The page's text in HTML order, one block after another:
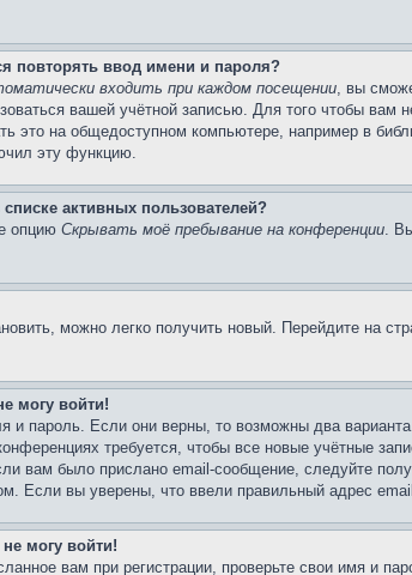
повторять ввод имени и пароля?
входить при каждом посещении, вы
вашей учётной записью. Для того чтобы
это на общедоступном компьютере, например в
эту функцию.
активных пользователей?
опцию Скрывать моё пребывание на конференции.
можно легко получить новый. Перейдите на
могу войти!
и пароль. Если они верны, то возможны два
требуется, чтобы все новые учётные
вам было прислано email-сообщение, следуйте
Если вы уверены, что ввели правильный адрес
могу войти!
вам при регистрации, проверьте свои имя и